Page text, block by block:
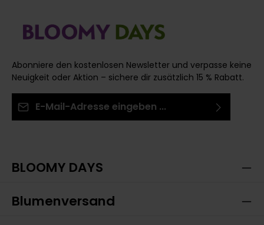
Abonniere den kostenlosen Newsletter und verpasse keine
Neuigkeit oder Aktion – sichere dir zusätzlich 15 % Rabatt.
BLOOMY DAYS
Blumenversand